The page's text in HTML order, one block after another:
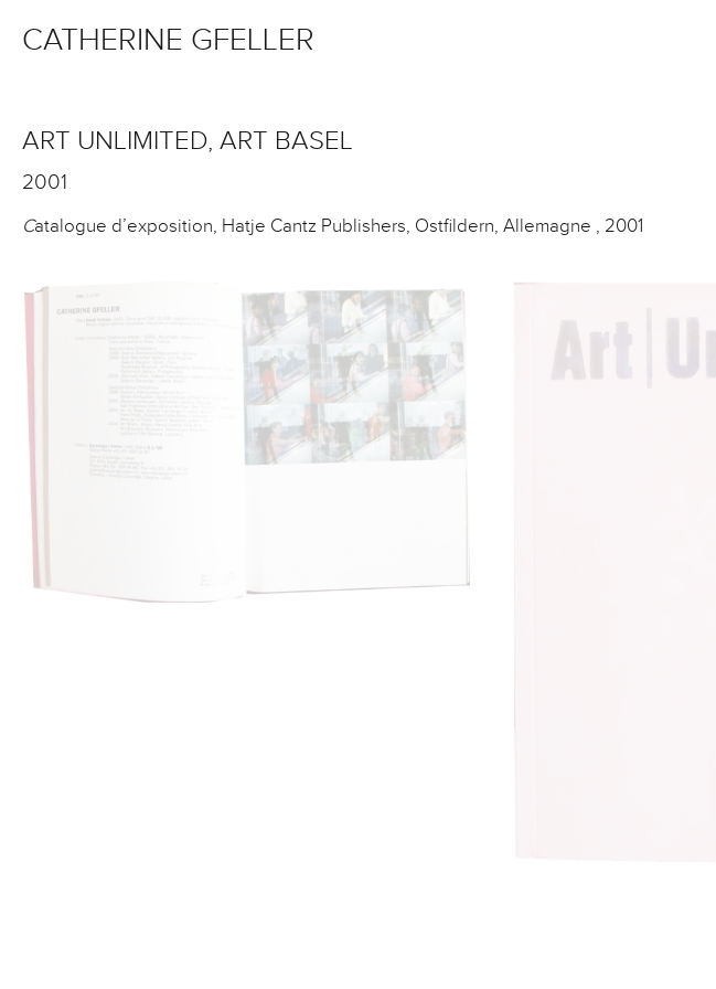
CATHERINE GFELLER
ART UNLIMITED, ART BASEL
2001
Catalogue d’exposition, Hatje Cantz Publishers, Ostfildern, Allemagne , 2001